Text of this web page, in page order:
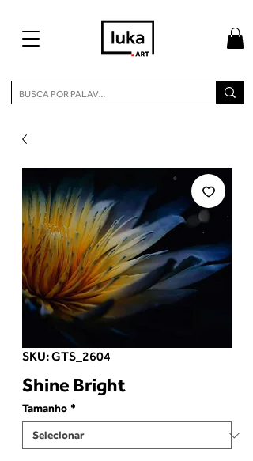
SKU: GTS_2604
Shine Bright
Tamanho *